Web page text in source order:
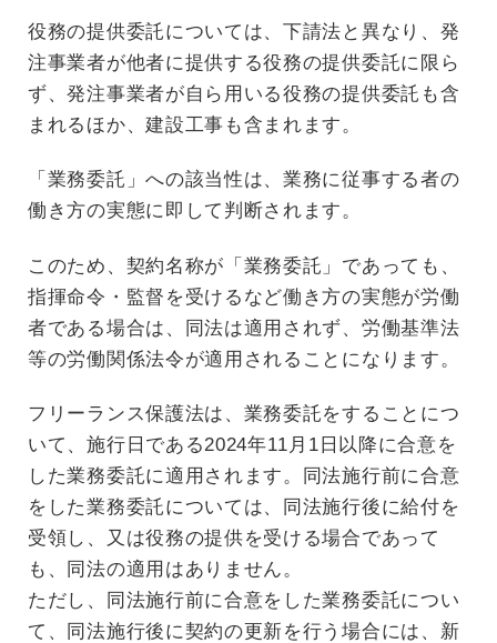
役務の提供委託については、下請法と異なり、発
注事業者が他者に提供する役務の提供委託に限ら
ず、発注事業者が自ら用いる役務の提供委託も含
まれるほか、建設工事も含まれます。
「業務委託」への該当性は、業務に従事する者の
働き方の実態に即して判断されます。
このため、契約名称が「業務委託」であっても、
指揮命令・監督を受けるなど働き方の実態が労働
者である場合は、同法は適用されず、労働基準法
等の労働関係法令が適用されることになります。
フリーランス保護法は、業務委託をすることにつ
いて、施行日である2024年11月1日以降に合意を
した業務委託に適用されます。同法施行前に合意
をした業務委託については、同法施行後に給付を
受領し、又は役務の提供を受ける場合であって
も、同法の適用はありません。
ただし、同法施行前に合意をした業務委託につい
て、同法施行後に契約の更新を行う場合には、新